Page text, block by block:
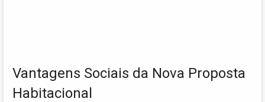
Vantagens Sociais da Nova Proposta
Habitacional